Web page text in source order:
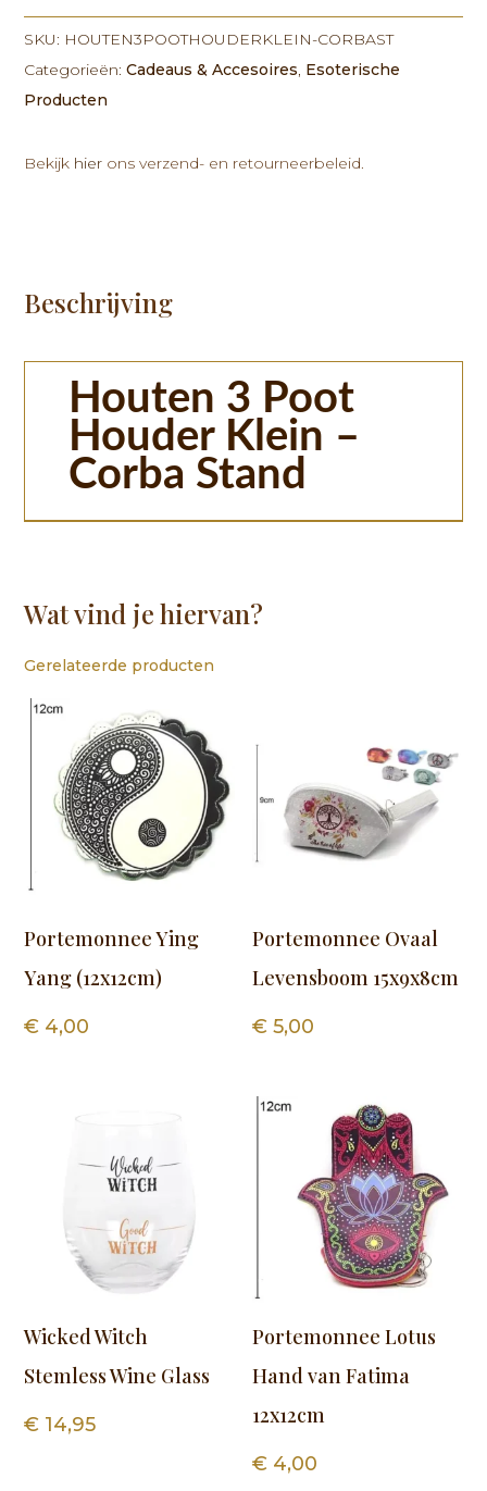
Houder
Klein
-
SKU: HOUTEN3POOTHOUDERKLEIN-CORBAST
Categorieën:Cadeaus & Accesoires, Esoterische
Producten
Bekijk hier ons verzend- en retourneerbeleid.
Beschrijving
Houten 3 Poot
Houder Klein –
Corba Stand
Wat vind je hiervan?
Gerelateerde producten
Portemonnee Ying
Yang (12x12cm)
€ 4,00
Portemonnee Ovaal
Levensboom 15x9x8cm
€ 5,00
Wicked Witch
Stemless Wine Glass
€ 14,95
Portemonnee Lotus
Hand van Fatima
12x12cm
€ 4,00